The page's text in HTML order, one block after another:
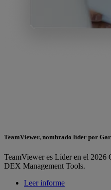
TeamViewer, nombrado líder por
TeamViewer es Líder en el
DEX Management Tools.
Leer informe